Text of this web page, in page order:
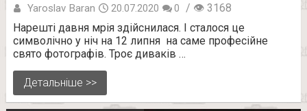
Yaroslav Baran 20.07.2020 0
/ 👁 3168
Нарешті давня мрія здійснилася. І сталося це
символічно у ніч на 12 липня на саме професійне
свято фотографів. Троє диваків …
Детальніше >>